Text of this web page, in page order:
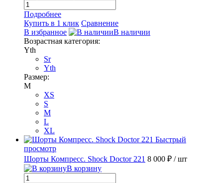
Подробнее
Купить в 1 клик Сравнение
В избранное
В наличии
Возрастная категория:
Yth
Sr
Yth
Размер:
M
XS
S
M
L
XL
Быстрый
просмотр
Шорты Компресс. Shock Doctor 221 8 000 ₽ / шт
В корзину